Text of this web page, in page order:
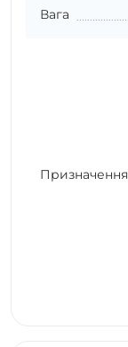
Вага
Призначення